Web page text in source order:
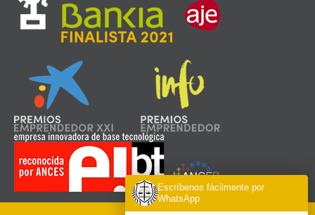
Escríbenos fácilmente por
WhatsApp